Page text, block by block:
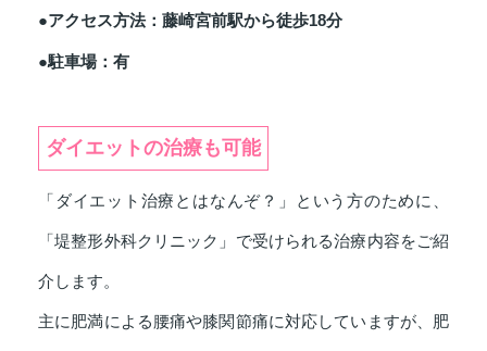
●アクセス方法：藤崎宮前駅から徒歩18分
●駐車場：有
ダイエットの治療も可能
「ダイエット治療とはなんぞ？」という方のために、
「堤整形外科クリニック」で受けられる治療内容をご紹
介します。
主に肥満による腰痛や膝関節痛に対応していますが、肥